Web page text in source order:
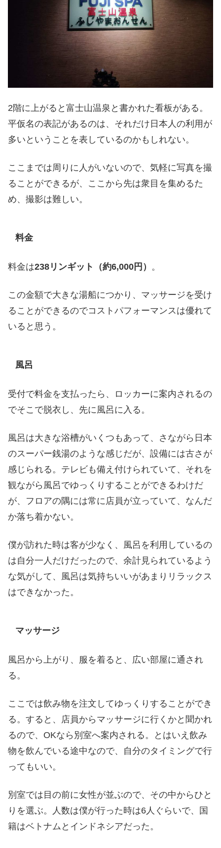
2階に上がると富士山温泉と書かれた看板がある。
平仮名の表記があるのは、それだけ日本人の利用が
多いということを表しているのかもしれない。
ここまでは周りに人がいないので、気軽に写真を撮
ることができるが、ここから先は衆目を集めるた
め、撮影は難しい。
料金
料金は238リンギット（約6,000円） 。
この金額で大きな湯船につかり、マッサージを受け
ることができるのでコストパフォーマンスは優れて
いると思う。
風呂
受付で料金を支払ったら、ロッカーに案内されるの
でそこで脱衣し、先に風呂に入る。
風呂は大きな浴槽がいくつもあって、さながら日本
のスーパー銭湯のような感じだが、設備には古さが
感じられる。テレビも備え付けられていて、それを
観ながら風呂でゆっくりすることができるわけだ
が、フロアの隅には常に店員が立っていて、なんだ
か落ち着かない。
僕が訪れた時は客が少なく、風呂を利用しているの
は自分一人だけだったので、余計見られているよう
な気がして、風呂は気持ちいいがあまりリラックス
はできなかった。
マッサージ
風呂から上がり、服を着ると、広い部屋に通され
る。
ここでは飲み物を注文してゆっくりすることができ
る。すると、店員からマッサージに行くかと聞かれ
るので、OKなら別室へ案内される。とはいえ飲み
物を飲んでいる途中なので、自分のタイミングで行
ってもいい。
別室では目の前に女性が並ぶので、その中からひと
りを選ぶ。人数は僕が行った時は6人ぐらいで、国
籍はベトナムとインドネシアだった。